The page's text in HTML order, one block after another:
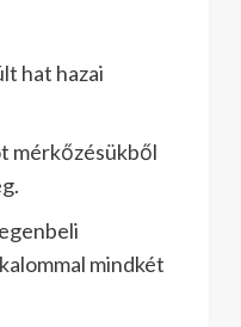
hat hazai
mérkőzésükből
mindkét